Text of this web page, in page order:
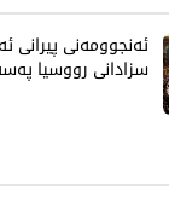
ئەنجوومەنی پیرانی
سزادانی رووسیا